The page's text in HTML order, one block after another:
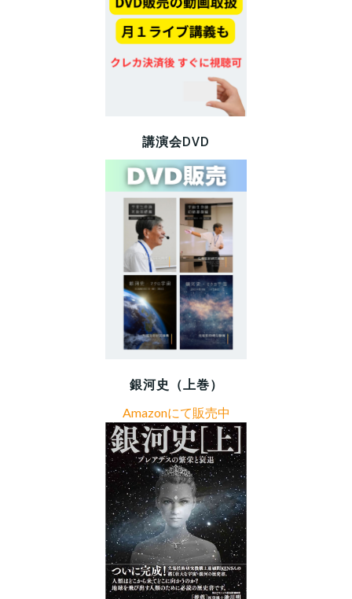
講演会DVD
銀河史（上巻）
Amazonにて販売中